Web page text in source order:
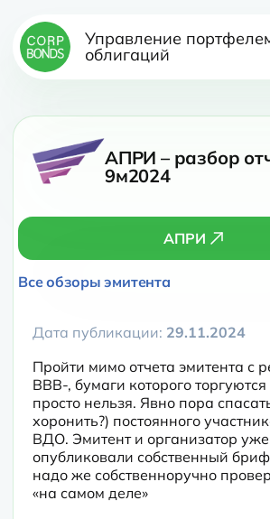
Управление
облигаций
АПРИ – разбор
9м2024
АПРИ
Все обзоры эмитента
Дата публикации: 29.11.2024
Пройти мимо отчета эмитента с
BBB-, бумаги которого
просто нельзя. Явно пора
хоронить?) постоянного
ВДО. Эмитент и организатор уже
опубликовали собственный бриф
надо же собственноручно
«на самом деле»